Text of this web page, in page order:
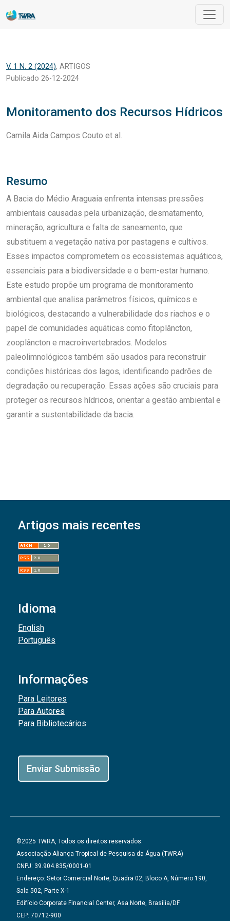
V. 1 N. 2 (2024), ARTIGOS
Monitoramento dos Recursos Hídricos
Publicado 26-12-2024
Camila Aida Campos Couto et al.
Resumo
A Bacia do Médio Araguaia enfrenta intensas pressões
ambientais causadas pela urbanização, desmatamento,
mineração, agricultura e falta de saneamento, que
substituem a vegetação nativa por pastagens e cultivos.
Esses impactos comprometem os ecossistemas aquáticos,
essenciais para a biodiversidade e o bem-estar humano.
Este estudo propõe um programa de monitoramento
ambiental que analisa parâmetros físicos, químicos e
biológicos, destacando a vulnerabilidade dos riachos e o
papel de comunidades aquáticas como fitoplâncton,
zooplâncton e macroinvertebrados. Modelos
paleolimnológicos também são usados para reconstruir
condições históricas dos lagos, identificando padrões de
degradação ou recuperação. Essas ações são cruciais para
proteger os recursos hídricos, orientar a gestão ambiental e
garantir a sustentabilidade da bacia.
Artigos mais recentes
Idioma
English
Português
Informações
Para Leitores
Para Autores
Para Bibliotecários
Enviar Submissão
©2025 TWRA, Todos os direitos reservados.
Associação Aliança Tropical de Pesquisa da Água (TWRA)
CNPJ: 39.904.835/0001-01
Endereço: Setor Comercial Norte, Quadra 02, Bloco A, Número 190,
Sala 502, Parte X-1
Edifício Corporate Financial Center, Asa Norte, Brasília/DF
CEP: 70712-900